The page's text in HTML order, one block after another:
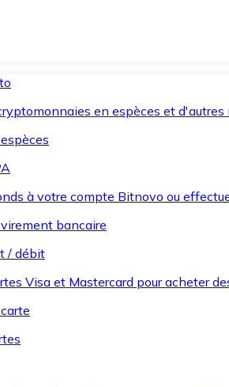
en espèces et
à votre compte Bitnovo ou
bancaire
/ débit
Visa et Mastercard pour acheter